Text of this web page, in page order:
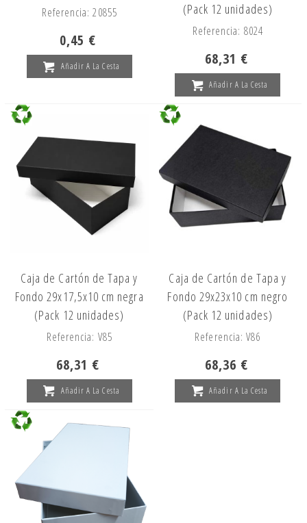
Referencia: 20855
0,45 €
Añadir A La Cesta
(Pack 12 unidades)
Referencia: 8024
68,31 €
Añadir A La Cesta
Caja de Cartón de Tapa y
Fondo 29x17,5x10 cm negra
(Pack 12 unidades)
Referencia: V85
68,31 €
Añadir A La Cesta
Caja de Cartón de Tapa y
Fondo 29x23x10 cm negro
(Pack 12 unidades)
Referencia: V86
68,36 €
Añadir A La Cesta